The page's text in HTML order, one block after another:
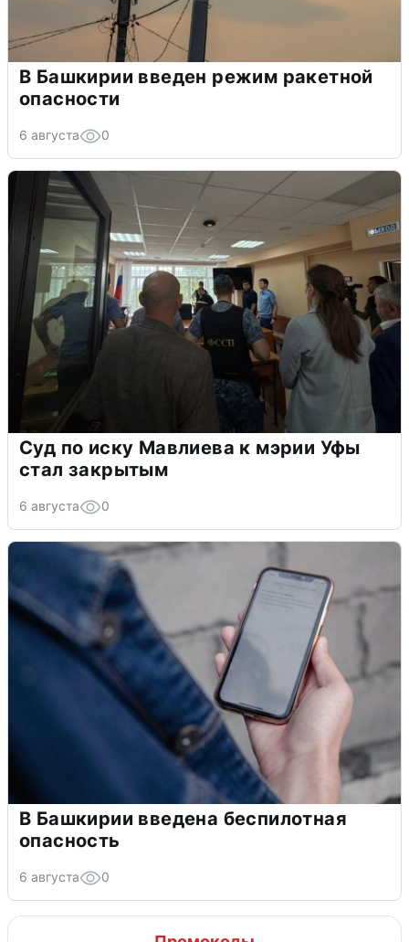
В Башкирии введен режим ракетной
опасности
6 августа 0
Суд по иску Мавлиева к мэрии Уфы
стал закрытым
6 августа 0
В Башкирии введена беспилотная
опасность
6 августа 0